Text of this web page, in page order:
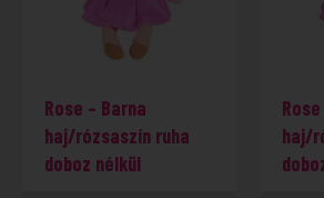
Rose – Barna
haj/rózsaszín ruha
doboz nélkül
haj/